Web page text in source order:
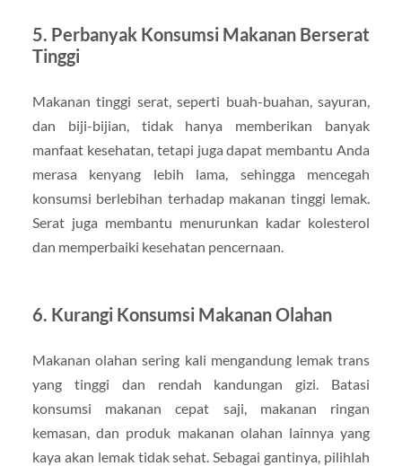
5. Perbanyak Konsumsi Makanan Berserat
Tinggi
Makanan tinggi serat, seperti buah-buahan, sayuran,
dan biji-bijian, tidak hanya memberikan banyak
manfaat kesehatan, tetapi juga dapat membantu Anda
merasa kenyang lebih lama, sehingga mencegah
konsumsi berlebihan terhadap makanan tinggi lemak.
Serat juga membantu menurunkan kadar kolesterol
dan memperbaiki kesehatan pencernaan.
6. Kurangi Konsumsi Makanan Olahan
Makanan olahan sering kali mengandung lemak trans
yang tinggi dan rendah kandungan gizi. Batasi
konsumsi makanan cepat saji, makanan ringan
kemasan, dan produk makanan olahan lainnya yang
kaya akan lemak tidak sehat. Sebagai gantinya, pilihlah